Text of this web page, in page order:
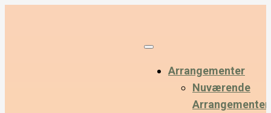
Arrangementer
Nuværende
Arrangementer